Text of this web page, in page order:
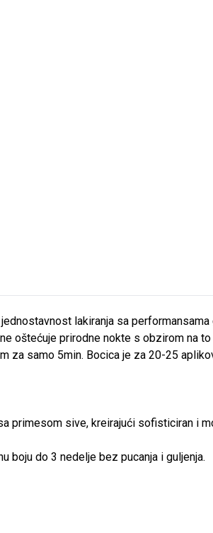
lakiranja sa performansama
oštećuje prirodne nokte s obzirom na to
za samo 5min. Bocica je za 20-25
primesom sive, kreirajući sofisticiran i
boju do 3 nedelje bez pucanja i guljenja.